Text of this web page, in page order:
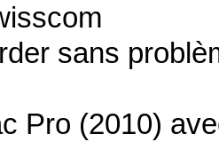
sans
Pro (2010)